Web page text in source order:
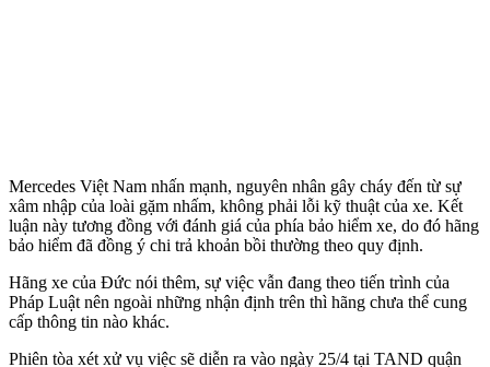
Mercedes Việt Nam nhấn mạnh, nguyên nhân gây cháy đến từ sự
xâm nhập của loài gặm nhấm, không phải lỗi kỹ thuật của xe. Kết
luận này tương đồng với đánh giá của phía bảo hiểm xe, do đó hãng
bảo hiểm đã đồng ý chi trả khoản bồi thường theo quy định.
Hãng xe của Đức nói thêm, sự việc vẫn đang theo tiến trình của
Pháp Luật nên ngoài những nhận định trên thì hãng chưa thể cung
cấp thông tin nào khác.
Phiên tòa xét xử vụ việc sẽ diễn ra vào ngày 25/4 tại TAND quận